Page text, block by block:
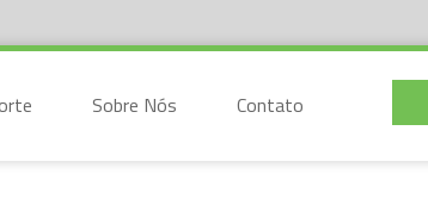
Sobre Nós Contato